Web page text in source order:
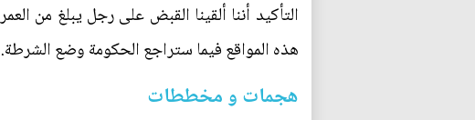
هذه المواقع فيما ستراجع الحكومة وضع الشرطة.
هجمات و مخططات